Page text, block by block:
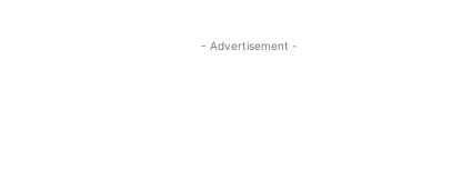
- Advertisement -